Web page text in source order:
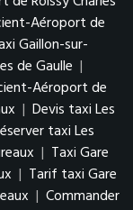
Aéroport de
Gaillon-sur-
de Gaulle |
Aéroport de
| Devis taxi Les
taxi Les
| Taxi Gare
| Tarif taxi Gare
| Commander